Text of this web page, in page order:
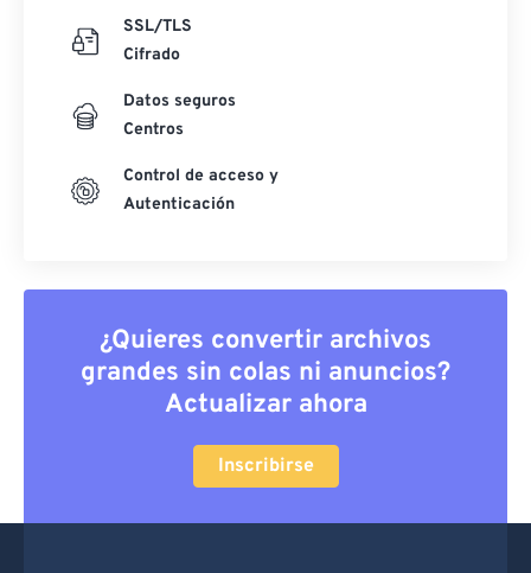
SSL/TLS
Cifrado
Datos seguros
Centros
Control de acceso y
Autenticación
¿Quieres convertir archivos
grandes sin colas ni anuncios?
Actualizar ahora
Inscribirse